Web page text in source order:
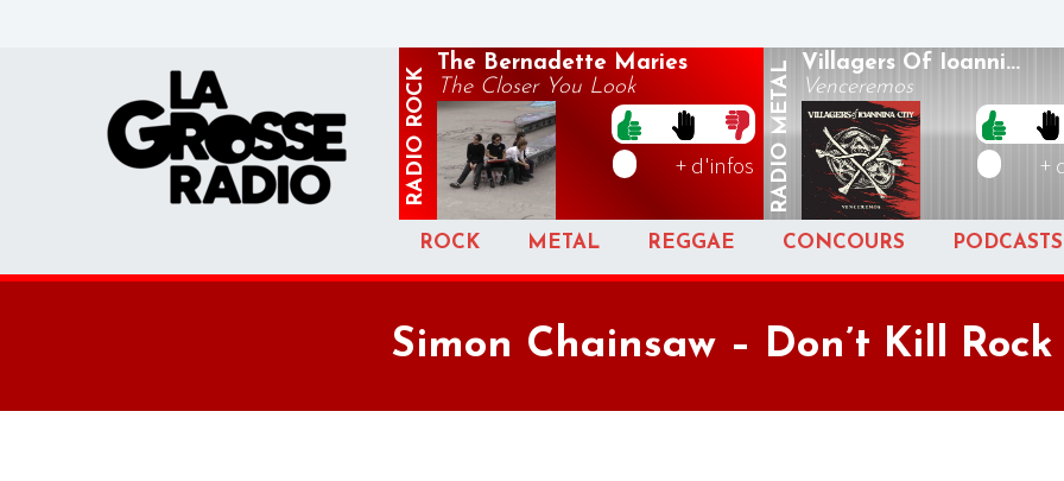
RADIO
ROCK
The Bernadette Maries
The Closer You Look
+ d'infos RADIO
METAL Villagers Of Ioanni...
Venceremos
+
ROCK METAL REGGAE CONCOURS PODCASTS
Simon Chainsaw – Don’t Kill Rock